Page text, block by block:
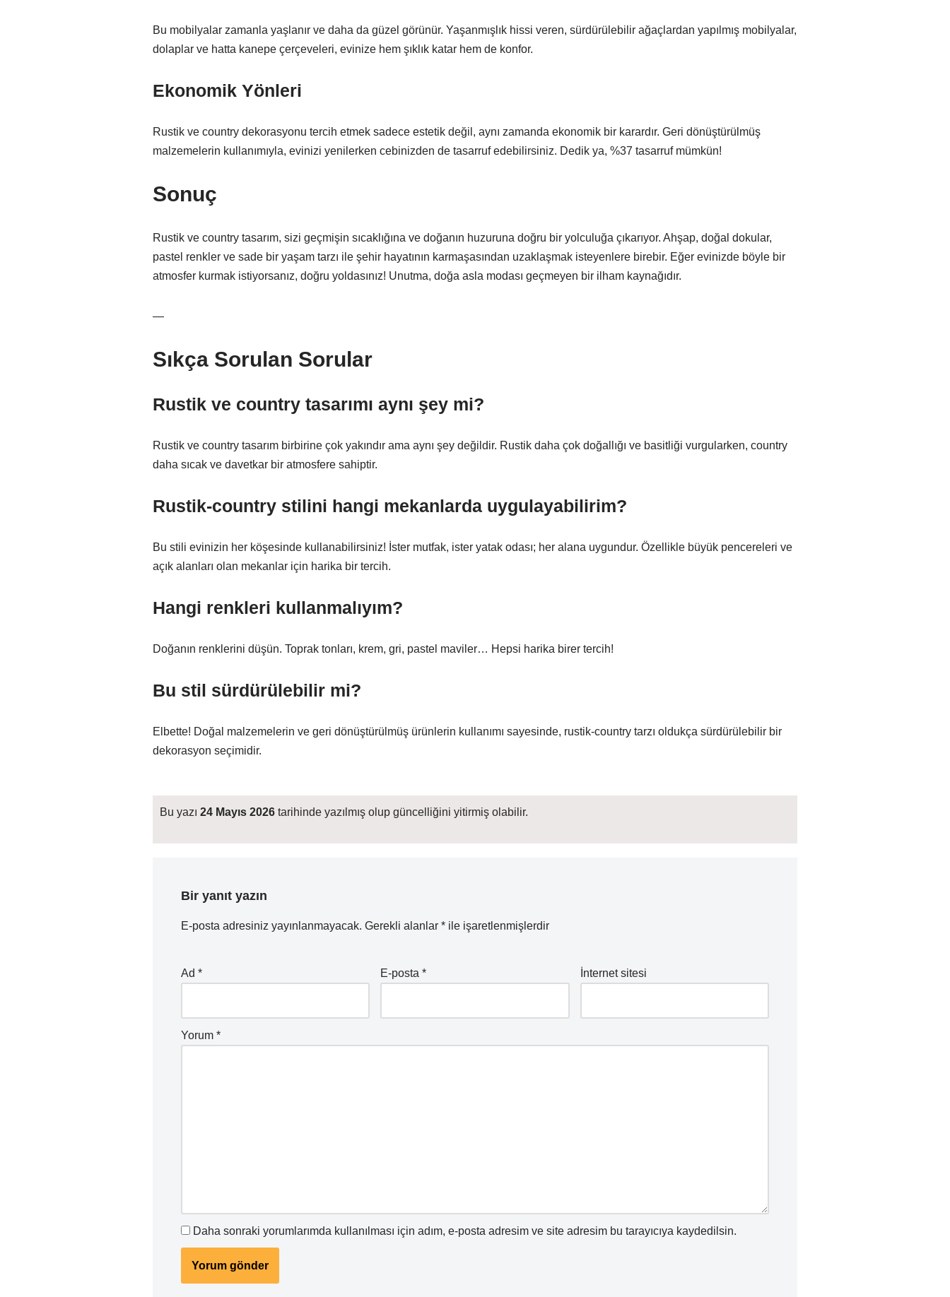
Bu mobilyalar zamanla yaşlanır ve daha da güzel görünür. Yaşanmışlık hissi veren, sürdürülebilir ağaçlardan yapılmış mobilyalar,
dolaplar ve hatta kanepe çerçeveleri, evinize hem şıklık katar hem de konfor.
Ekonomik Yönleri
Rustik ve country dekorasyonu tercih etmek sadece estetik değil, aynı zamanda ekonomik bir karardır. Geri dönüştürülmüş
malzemelerin kullanımıyla, evinizi yenilerken cebinizden de tasarruf edebilirsiniz. Dedik ya, %37 tasarruf mümkün!
Sonuç
Rustik ve country tasarım, sizi geçmişin sıcaklığına ve doğanın huzuruna doğru bir yolculuğa çıkarıyor. Ahşap, doğal dokular,
pastel renkler ve sade bir yaşam tarzı ile şehir hayatının karmaşasından uzaklaşmak isteyenlere birebir. Eğer evinizde böyle bir
atmosfer kurmak istiyorsanız, doğru yoldasınız! Unutma, doğa asla modası geçmeyen bir ilham kaynağıdır.
—
Sıkça Sorulan Sorular
Rustik ve country tasarımı aynı şey mi?
Rustik ve country tasarım birbirine çok yakındır ama aynı şey değildir. Rustik daha çok doğallığı ve basitliği vurgularken, country
daha sıcak ve davetkar bir atmosfere sahiptir.
Rustik-country stilini hangi mekanlarda uygulayabilirim?
Bu stili evinizin her köşesinde kullanabilirsiniz! İster mutfak, ister yatak odası; her alana uygundur. Özellikle büyük pencereleri ve
açık alanları olan mekanlar için harika bir tercih.
Hangi renkleri kullanmalıyım?
Doğanın renklerini düşün. Toprak tonları, krem, gri, pastel maviler… Hepsi harika birer tercih!
Bu stil sürdürülebilir mi?
Elbette! Doğal malzemelerin ve geri dönüştürülmüş ürünlerin kullanımı sayesinde, rustik-country tarzı oldukça sürdürülebilir bir
dekorasyon seçimidir.
Bu yazı24 Mayıs 2026 tarihinde yazılmış olup güncelliğini yitirmiş olabilir.
Bir yanıt yazın
E-posta adresiniz yayınlanmayacak. Gerekli alanlar* ile işaretlenmişlerdir
Ad* E-posta* İnternet sitesi
Yorum*
Daha sonraki yorumlarımda kullanılması için adım, e-posta adresim ve site adresim bu tarayıcıya kaydedilsin.